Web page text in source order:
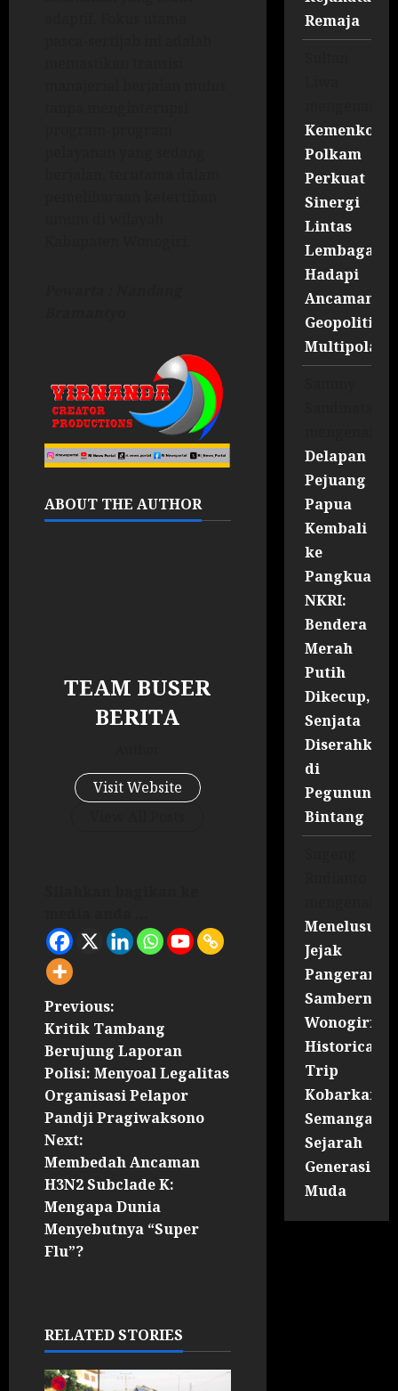
ABOUT THE AUTHOR
TEAM BUSER
BERITA
Visit Website
Previous:
Kritik Tambang
Berujung Laporan
Polisi: Menyoal Legalitas
Organisasi Pelapor
Pandji Pragiwaksono
Next:
Membedah Ancaman
H3N2 Subclade K:
Mengapa Dunia
Menyebutnya “Super
Flu”?
RELATED STORIES
Remaja
Kemenko
Polkam
Perkuat
Sinergi
Lintas
Lembaga
Hadapi
Ancaman
Geopolitik
Multipolar
Delapan
Pejuang
Papua
Kembali
ke
Pangkuan
NKRI:
Bendera
Merah
Putih
Dikecup,
Senjata
Diserahkan
di
Bintang
Menelusuri
Jejak
Pangeran
Wonogiri
Historical
Trip
Kobarkan
Semangat
Sejarah
Generasi
Muda